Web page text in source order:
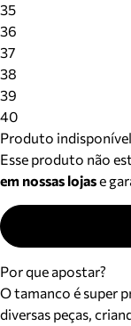
35
36
37
38
39
40
Produto indisponível
Esse produto não
em nossas lojase
Por que apostar?
O tamanco é super
diversas peças,